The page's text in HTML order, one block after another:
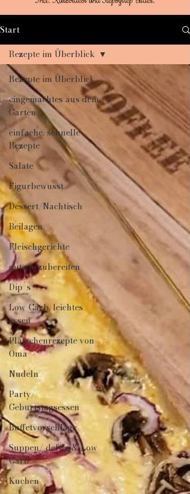
Start
Rezepte im Überblick
eingemachtes aus dem
Garten
einfache, schnelle
Rezepte
Salate
Figurbewusst
Dessert/Nachtisch
Beilagen
Fleischgerichte
gut vorzubereiten
Dip´s
Low-Carb, leichtes
essen
Plätzchenrezepte von
Oma
Nudeln
Party/
Geburtstagsessen
Buffetvorschläge
Suppen/ deftig & Low
Carb
Kuchen
Rezepte im Überblick